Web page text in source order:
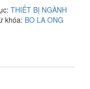
THIẾT BỊ NGÀNH
khóa: BO LA ONG